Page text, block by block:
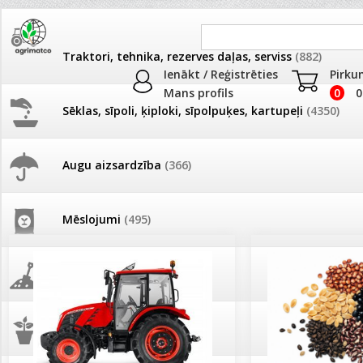
Ienākt / Reģistrēties
Mans profils
0
Traktori, tehnika, rezerves daļas, serviss (882)
Sēklas, sīpoli, ķiploki, sīpolpuķes, kartupeļi (4350)
Augu aizsardzība (366)
Mēslojumi (495)
Augsne, kūdra, mulča
Podi un kasetes(646)
JAUNUMI
Pašlasīšanas vietu katalogs
26.05. Vebinārs - Kā ierobežot
gliemežus piemājas dārzā un
Darba laiks Līgo svētkos
Ūdens piemērotības noteikšana
AKCIJAS
frēze + mulčieris +
AKCIJAS komplekts -
frontālais iekrāvējs
mulčieris + piekabe
AKCIJAS komplekts -
frēze + mulčieris